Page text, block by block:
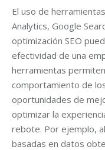
El uso de
Analytics, Google
optimización SEO
efectividad de una
herramientas
comportamiento de
oportunidades de
optimizar la
rebote. Por ejemplo,
basadas en datos